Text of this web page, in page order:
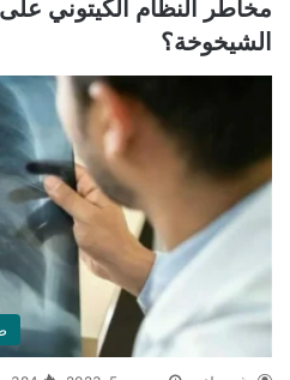
مخاطر النظام الكيتوني
الشيخوخة؟